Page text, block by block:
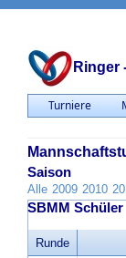
Ringer
Turniere
Saison
Alle 2009 2010
SBMM Schüler
Runde